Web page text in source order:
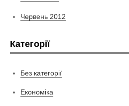
Червень 2012
Категорії
Без категорії
Економіка